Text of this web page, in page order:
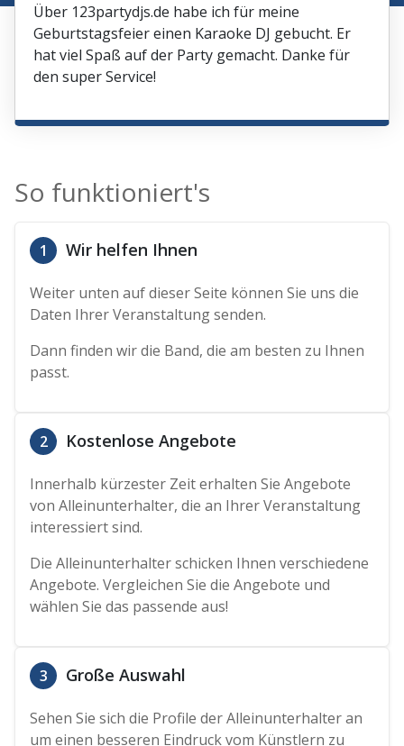
Über 123partydjs.de habe ich für meine
Geburtstagsfeier einen Karaoke DJ gebucht. Er
hat viel Spaß auf der Party gemacht. Danke für
den super Service!
So funktioniert's
1 Wir helfen Ihnen
Weiter unten auf dieser Seite können Sie uns die
Daten Ihrer Veranstaltung senden.
Dann finden wir die Band, die am besten zu Ihnen
passt.
2 Kostenlose Angebote
Innerhalb kürzester Zeit erhalten Sie Angebote
von Alleinunterhalter, die an Ihrer Veranstaltung
interessiert sind.
Die Alleinunterhalter schicken Ihnen verschiedene
Angebote. Vergleichen Sie die Angebote und
wählen Sie das passende aus!
3 Große Auswahl
Sehen Sie sich die Profile der Alleinunterhalter an
um einen besseren Eindruck vom Künstlern zu